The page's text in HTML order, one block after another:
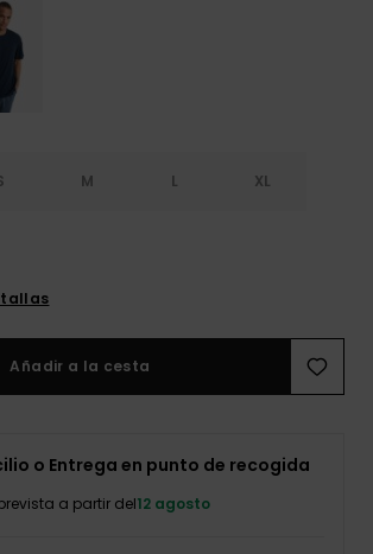
M L XL
tallas
Añadir a la cesta
o Entrega en punto de recogida
a partir del12 agosto